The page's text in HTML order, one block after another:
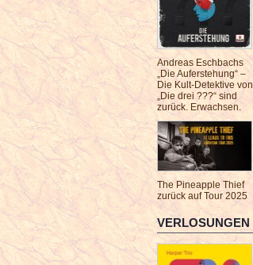
Andreas Eschbachs
„Die Auferstehung“ –
Die Kult-Detektive von
„Die drei ???“ sind
zurück. Erwachsen.
The Pineapple Thief
zurück auf Tour 2025
VERLOSUNGEN